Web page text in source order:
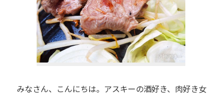
みなさん、こんにちは。アスキーの酒好き、肉好き女